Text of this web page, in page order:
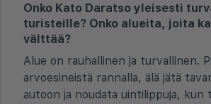
Onko Kato Daratso yleisesti
turisteille? Onko alueita, joita
välttää?
Alue on rauhallinen ja turvallinen.
arvoesineistä rannalla, älä jätä
autoon ja noudata uintilippuja, kun